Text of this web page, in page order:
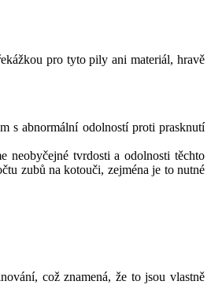
pro tyto pily ani materiál, hravě
s abnormální odolností proti prasknutí
tvrdosti a odolnosti těchto
zubů na kotouči, zejména je to nutné
což znamená, že to jsou vlastně